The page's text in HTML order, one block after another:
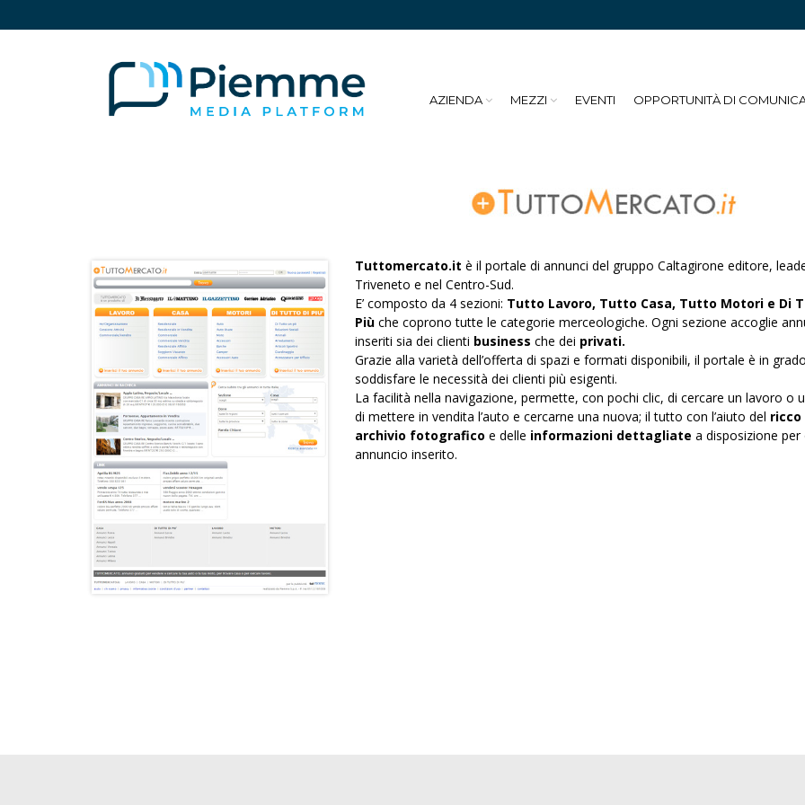
AZIENDA MEZZI EVENTI OPPORTUNITÀ DI
Tuttomercato.it è il portale di annunci del gruppo Caltagirone editore,
Triveneto e nel Centro-Sud.
E’ composto da 4 sezioni: Tutto Lavoro, Tutto Casa, Tutto Motori e Di
Piùche coprono tutte le categorie merceologiche. Ogni sezione accoglie
inseriti sia dei clienti business che dei privati.
Grazie alla varietà dell’offerta di spazi e formati disponibili, il portale è in
soddisfare le necessità dei clienti più esigenti.
La facilità nella navigazione, permette, con pochi clic, di cercare un lavoro o
di mettere in vendita l’auto e cercarne una nuova; il tutto con l’aiuto del ricco
archivio fotografico e delle informazioni dettagliate a disposizione per
annuncio inserito.